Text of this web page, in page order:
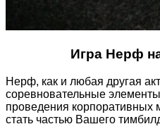
Игра Нерф
Нерф, как и любая другая
соревновательные
проведения корпоративных
стать частью Вашего